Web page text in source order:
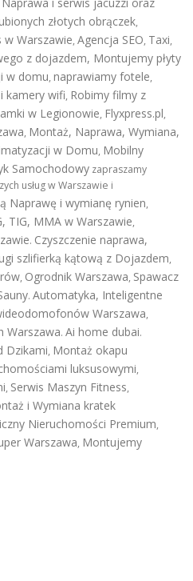
złotych obrączek,
w Warszawie, Agencja SEO, Taxi,
z dojazdem, Montujemy płyty
w domu, naprawiamy fotele,
kamery wifi, Robimy filmy z
w Legionowie, Flyxpress.pl,
, Montaż, Naprawa, Wymiana,
w Domu, Mobilny
Samochodowy zapraszamy
usług w Warszawie i
Naprawę i wymianę rynien,
TIG, MMA w Warszawie,
. Czyszczenie naprawa,
szlifierką kątową z Dojazdem,
, Ogrodnik Warszawa, Spawacz
. Automatyka, Inteligentne
Warszawa,
Warszawa. Ai home dubai.
Dzikami, Montaż okapu
luksusowymi,
, Serwis Maszyn Fitness,
i Wymiana kratek
Nieruchomości Premium,
Warszawa, Montujemy